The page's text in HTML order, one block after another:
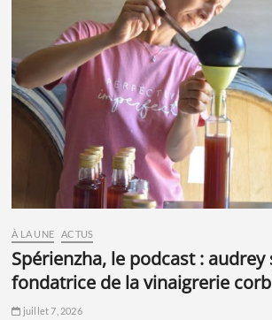
À LA UNE ACTUS
spérienzha, le podcast : audrey signoret,
fondatrice de la vinaigrerie
juillet 7, 2026